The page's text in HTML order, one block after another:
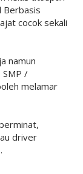
Berbasis
cocok sekali
namun
SMP /
melamar
driver